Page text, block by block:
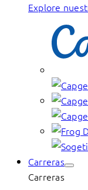
Explore
Carreras
Carreras